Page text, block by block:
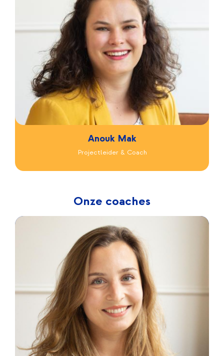
Anouk Mak
Projectleider & Coach
Onze coaches